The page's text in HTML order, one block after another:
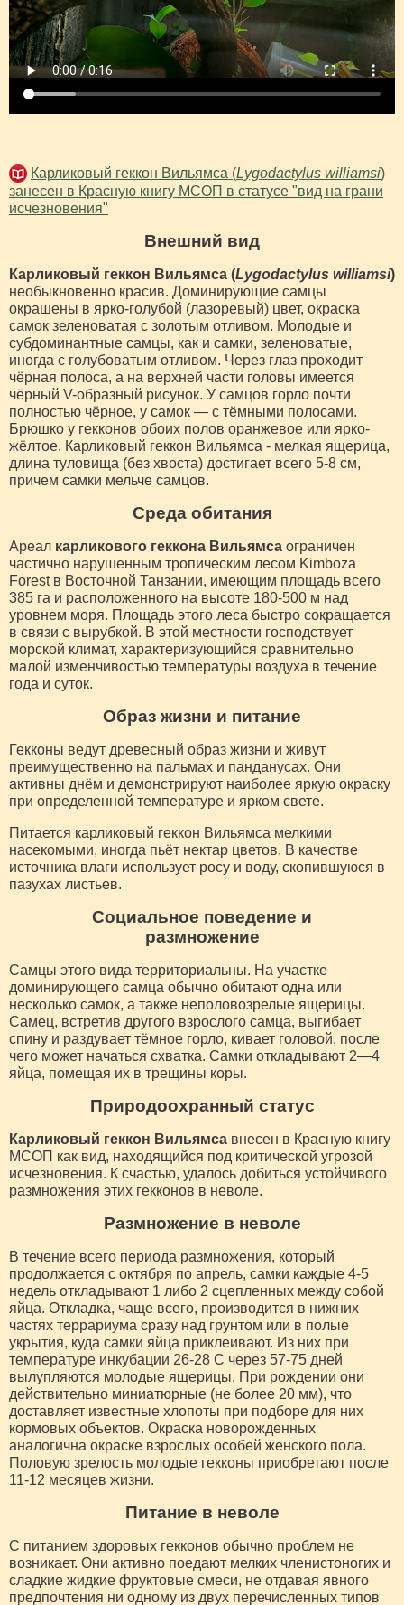
Карликовый геккон Вильямса (Lygodactylus williamsi)
занесен в Красную книгу МСОП в статусе "вид на грани
исчезновения"
Внешний вид
Карликовый геккон Вильямса (Lygodactylus williamsi)
необыкновенно красив. Доминирующие самцы
окрашены в ярко-голубой (лазоревый) цвет, окраска
самок зеленоватая с золотым отливом. Молодые и
субдоминантные самцы, как и самки, зеленоватые,
иногда с голубоватым отливом. Через глаз проходит
чёрная полоса, а на верхней части головы имеется
чёрный V-образный рисунок. У самцов горло почти
полностью чёрное, у самок — с тёмными полосами.
Брюшко у гекконов обоих полов оранжевое или ярко-
жёлтое. Карликовый геккон Вильямса - мелкая ящерица,
длина туловища (без хвоста) достигает всего 5-8 см,
причем самки мельче самцов.
Среда обитания
Ареал карликового геккона Вильямса ограничен
частично нарушенным тропическим лесом Kimboza
Forest в Восточной Танзании, имеющим площадь всего
385 га и расположенного на высоте 180-500 м над
уровнем моря. Площадь этого леса быстро сокращается
в связи с вырубкой. В этой местности господствует
морской климат, характеризующийся сравнительно
малой изменчивостью температуры воздуха в течение
года и суток.
Образ жизни и питание
Гекконы ведут древесный образ жизни и живут
преимущественно на пальмах и панданусах. Они
активны днём и демонстрируют наиболее яркую окраску
при определенной температуре и ярком свете.
Питается карликовый геккон Вильямса мелкими
насекомыми, иногда пьёт нектар цветов. В качестве
источника влаги использует росу и воду, скопившуюся в
пазухах листьев.
Социальное поведение и
размножение
Самцы этого вида территориальны. На участке
доминирующего самца обычно обитают одна или
несколько самок, а также неполовозрелые ящерицы.
Самец, встретив другого взрослого самца, выгибает
спину и раздувает тёмное горло, кивает головой, после
чего может начаться схватка. Самки откладывают 2—4
яйца, помещая их в трещины коры.
Природоохранный статус
Карликовый геккон Вильямса внесен в Красную книгу
МСОП как вид, находящийся под критической угрозой
исчезновения. К счастью, удалось добиться устойчивого
размножения этих гекконов в неволе.
Размножение в неволе
В течение всего периода размножения, который
продолжается с октября по апрель, самки каждые 4-5
недель откладывают 1 либо 2 сцепленных между собой
яйца. Откладка, чаще всего, производится в нижних
частях террариума сразу над грунтом или в полые
укрытия, куда самки яйца приклеивают. Из них при
температуре инкубации 26-28 С через 57-75 дней
вылупляются молодые ящерицы. При рождении они
действительно миниатюрные (не более 20 мм), что
доставляет известные хлопоты при подборе для них
кормовых объектов. Окраска новорожденных
аналогична окраске взрослых особей женского пола.
Половую зрелость молодые гекконы приобретают после
11-12 месяцев жизни.
Питание в неволе
С питанием здоровых гекконов обычно проблем не
возникает. Они активно поедают мелких членистоногих и
сладкие жидкие фруктовые смеси, не отдавая явного
предпочтения ни одному из двух перечисленных типов